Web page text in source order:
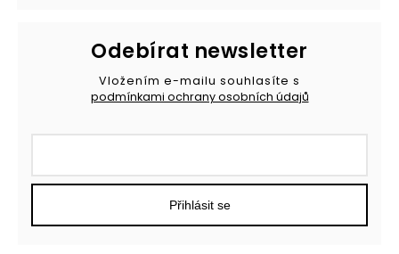
Odebírat newsletter
Vložením e-mailu souhlasíte s
podmínkami ochrany osobních údajů
Přihlásit se